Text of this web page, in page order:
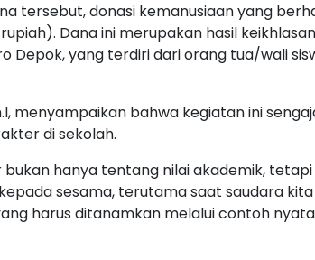
tersebut, donasi kemanusiaan yang
Dana ini merupakan hasil keikhlasan
Depok, yang terdiri dari orang tua/wali
menyampaikan bahwa kegiatan ini
di sekolah.
hanya tentang nilai akademik, tetapi
sesama, terutama saat saudara kita
harus ditanamkan melalui contoh